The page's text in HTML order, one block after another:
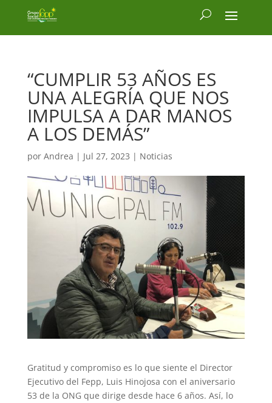
“CUMPLIR 53 AÑOS ES
UNA ALEGRÍA QUE NOS
IMPULSA A DAR MANOS
A LOS DEMÁS”
por Andrea | Jul 27, 2023 | Noticias
Gratitud y compromiso es lo que siente el Director
Ejecutivo del Fepp, Luis Hinojosa con el aniversario
53 de la ONG que dirige desde hace 6 años. Así, lo